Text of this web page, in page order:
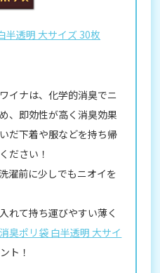
半透明 大サイズ 30枚
イナは、化学的消臭でニ
、即効性が高く消臭効果
だ下着や服などを持ち帰
ださい！
濯前に少しでもニオイを
れて持ち運びやすい薄く
臭ポリ袋 白半透明 大サイ
ト！